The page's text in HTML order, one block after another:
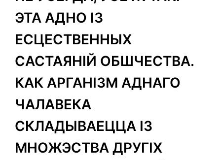
ЭТА АДНО ІЗ
ЕСЦЕСТВЕННЫХ
САСТАЯНІЙ ОБШЧЕСТВА.
КАК АРГАНІЗМ АДНАГО
ЧАЛАВЕКА
СКЛАДЫВАЕЦЦА ІЗ
МНОЖЭСТВА ДРУГІХ